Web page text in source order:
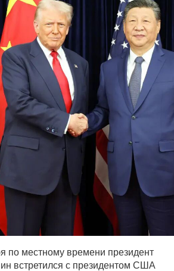
по местному времени президент
встретился с президентом США